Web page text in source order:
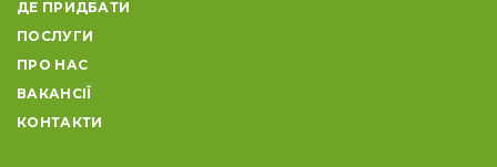
ДЕ ПРИДБАТИ
ПОСЛУГИ
ПРО НАС
ВАКАНСІЇ
КОНТАКТИ